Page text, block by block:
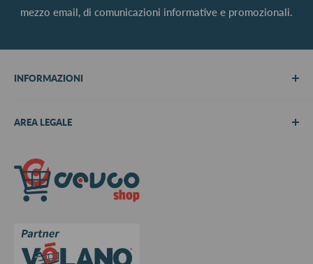
mezzo email, di comunicazioni informative e promozionali.
INFORMAZIONI
Metodi di pagamento
Richiedi preventivo
Contattaci
AREA LEGALE
Informativa su resi e rimborsi
Privacy Policy
Aggiorna le preferenze sui cookie